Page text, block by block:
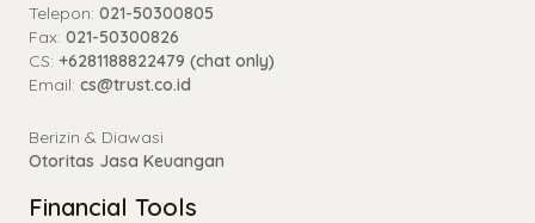
Telepon: 021-50300805
Fax: 021-50300826
CS: +6281188822479 (chat only)
Email: cs@trust.co.id
Berizin & Diawasi
Otoritas Jasa Keuangan
Financial Tools